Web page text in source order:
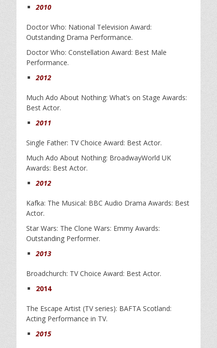
2010
Doctor Who: National Television Award:
Outstanding Drama Performance.
Doctor Who: Constellation Award: Best Male
Performance.
2012
Much Ado About Nothing: What’s on Stage Awards:
Best Actor.
2011
Single Father: TV Choice Award: Best Actor.
Much Ado About Nothing: BroadwayWorld UK
Awards: Best Actor.
2012
Kafka: The Musical: BBC Audio Drama Awards: Best
Actor.
Star Wars: The Clone Wars: Emmy Awards:
Outstanding Performer.
2013
Broadchurch: TV Choice Award: Best Actor.
2014
The Escape Artist (TV series): BAFTA Scotland:
Acting Performance in TV.
2015